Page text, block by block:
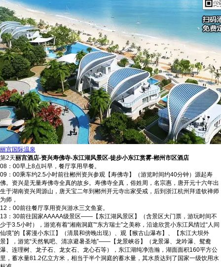
丽宫国际温泉
第2天丽宫酒店-资兴寿佛寺-东江湖风景区-徒步小东江赏雾-郴州市区酒店
08：00早上8点叫早，餐厅享用早餐。
09：00乘车约2.5小时前往郴州资兴参观【寿佛寺】（游览时间约40分钟）源起寿
佛。资兴是无量寿佛寺全真的故乡。寿佛寺全真，俗姓周，名宗惠，唐开元十六年出
生于湖南资兴周源山，唐天宝二年到郴州开元寺出家受戒，后到浙江杭州拜道钦禅师
为师，
12：00前往餐厅享用资兴游水三文鱼宴。
13：30前往国家AAAAA级景区——【东江湖风景区】（含景区大门票，游玩时间不
少于3.5小时），游览有着“湘南洞庭”“东方瑞士”之美称，沿途欣赏小东江风情过“人间
仙境”的【雾漫小东江】（清晨和傍晚出现）、观【猴古山瀑布】、【东江大坝外
景】，游览“天然氧吧、清凉避暑圣地”——【龙景峡谷】（龙景瀑、龙吟瀑、鸳鸯
瀑、连理树、龙子石、龙女石、龙心石等），东江湖纯净浩瀚，湖面面积160平方公
里，蓄水量81.2亿立方米，相当于半个洞庭的蓄水量，其水质达到了国家一级饮用水